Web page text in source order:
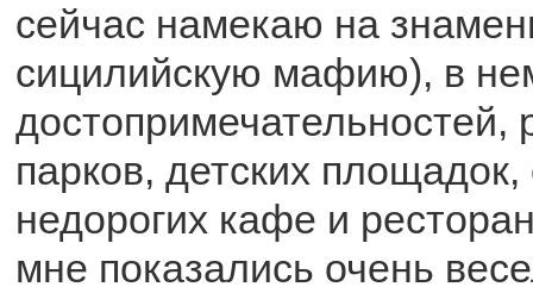
сейчас намекаю на
сицилийскую мафию), в
достопримечательностей,
парков, детских площадок,
недорогих кафе и
мне показались очень